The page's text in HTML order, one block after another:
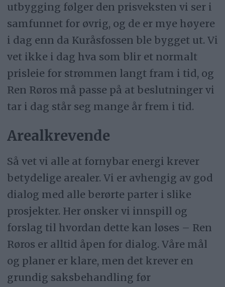
utbygging følger den prisveksten vi ser i
samfunnet for øvrig, og de er mye høyere
i dag enn da Kuråsfossen ble bygget ut. Vi
vet ikke i dag hva som blir et normalt
prisleie for strømmen langt fram i tid, og
Ren Røros må passe på at beslutninger vi
tar i dag står seg mange år frem i tid.
Arealkrevende
Så vet vi alle at fornybar energi krever
betydelige arealer. Vi er avhengig av god
dialog med alle berørte parter i slike
prosjekter. Her ønsker vi innspill og
forslag til hvordan dette kan løses – Ren
Røros er alltid åpen for dialog. Våre mål
og planer er klare, men det krever en
grundig saksbehandling før